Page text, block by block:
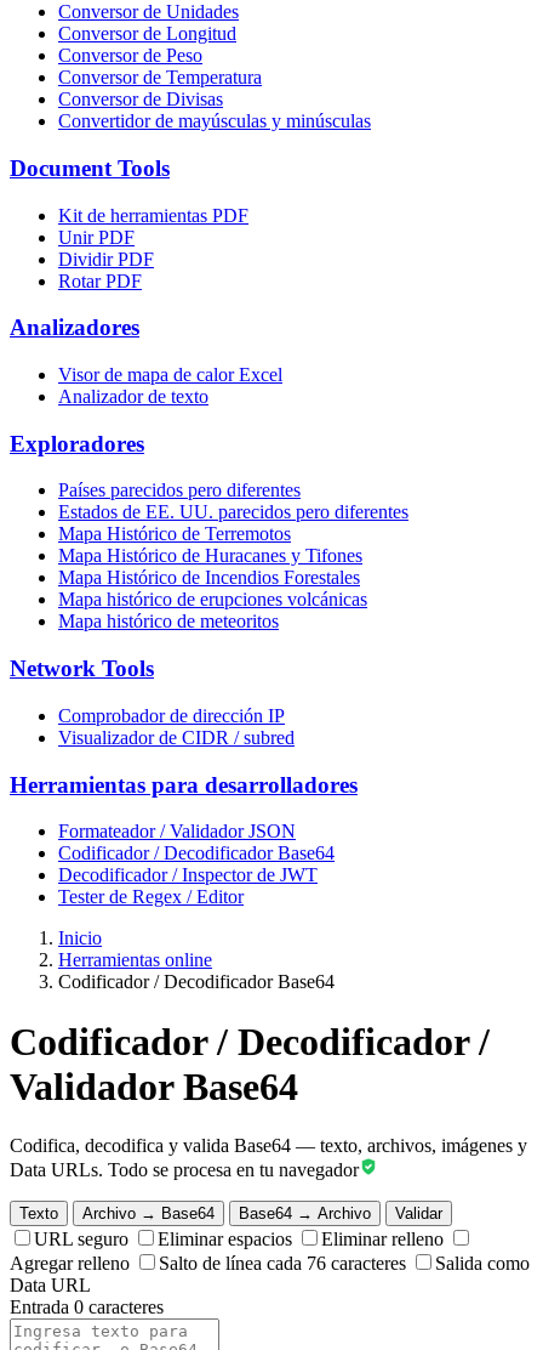
Conversor de Unidades
Conversor de Longitud
Conversor de Peso
Conversor de Temperatura
Conversor de Divisas
Convertidor de mayúsculas y minúsculas
Document Tools
Kit de herramientas PDF
Unir PDF
Dividir PDF
Rotar PDF
Analizadores
Visor de mapa de calor Excel
Analizador de texto
Exploradores
Países parecidos pero diferentes
Estados de EE. UU. parecidos pero diferentes
Mapa Histórico de Terremotos
Mapa Histórico de Huracanes y Tifones
Mapa Histórico de Incendios Forestales
Mapa histórico de erupciones volcánicas
Mapa histórico de meteoritos
Network Tools
Comprobador de dirección IP
Visualizador de CIDR / subred
Herramientas para desarrolladores
Formateador / Validador JSON
Codificador / Decodificador Base64
Decodificador / Inspector de JWT
Tester de Regex / Editor
Inicio
Herramientas online
Codificador / Decodificador Base64
Codificador / Decodificador /
Validador Base64
Codifica, decodifica y valida Base64 — texto, archivos, imágenes y
Data URLs. Todo se procesa en tu navegador
Texto Archivo → Base64 Base64 → Archivo Validar
URL seguro Eliminar espacios
Eliminar relleno
Agregar relleno
Salto de línea cada 76 caracteres
Salida como
Data URL
Entrada 0 caracteres